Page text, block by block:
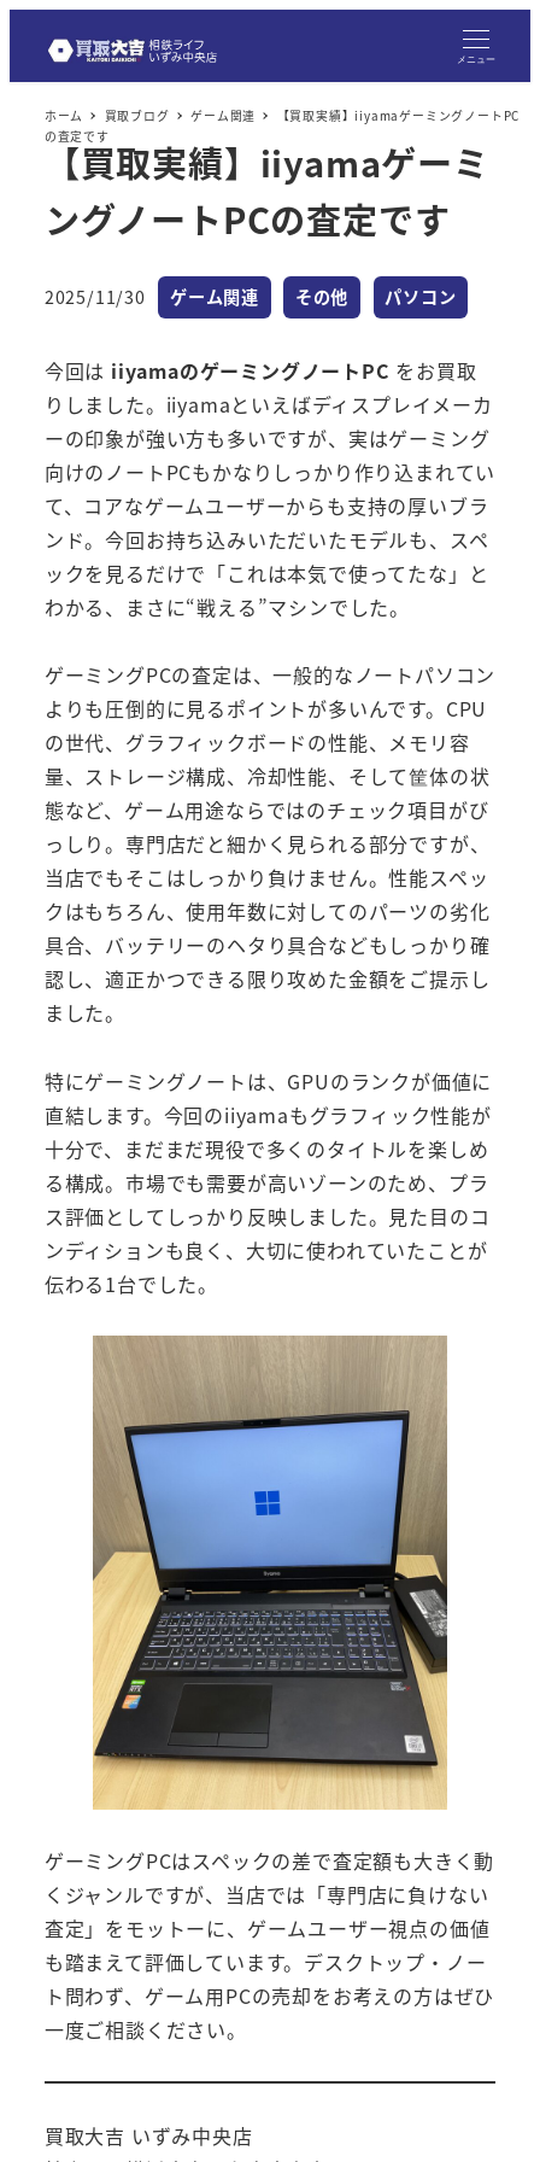
メニュー
ホーム 買取ブログ ゲーム関連
【買取実績】iiyamaゲーミングノートPC
の査定です
【買取実績】iiyamaゲーミ
ングノートPCの査定です
投稿日
2025/11/30 カテゴリー
ゲーム関連 カテゴリー
その他 カテゴリー
パソコン
今回は iiyamaのゲーミングノートPC をお買取
りしました。iiyamaといえばディスプレイメーカ
ーの印象が強い方も多いですが、実はゲーミング
向けのノートPCもかなりしっかり作り込まれてい
て、コアなゲームユーザーからも支持の厚いブラ
ンド。今回お持ち込みいただいたモデルも、スペ
ックを見るだけで「これは本気で使ってたな」と
わかる、まさに“戦える”マシンでした。
ゲーミングPCの査定は、一般的なノートパソコン
よりも圧倒的に見るポイントが多いんです。CPU
の世代、グラフィックボードの性能、メモリ容
量、ストレージ構成、冷却性能、そして筐体の状
態など、ゲーム用途ならではのチェック項目がび
っしり。専門店だと細かく見られる部分ですが、
当店でもそこはしっかり負けません。性能スペッ
クはもちろん、使用年数に対してのパーツの劣化
具合、バッテリーのヘタり具合などもしっかり確
認し、適正かつできる限り攻めた金額をご提示し
ました。
特にゲーミングノートは、GPUのランクが価値に
直結します。今回のiiyamaもグラフィック性能が
十分で、まだまだ現役で多くのタイトルを楽しめ
る構成。市場でも需要が高いゾーンのため、プラ
ス評価としてしっかり反映しました。見た目のコ
ンディションも良く、大切に使われていたことが
伝わる1台でした。
ゲーミングPCはスペックの差で査定額も大きく動
くジャンルですが、当店では「専門店に負けない
査定」をモットーに、ゲームユーザー視点の価値
も踏まえて評価しています。デスクトップ・ノー
ト問わず、ゲーム用PCの売却をお考えの方はぜひ
一度ご相談ください。
買取大吉 いずみ中央店